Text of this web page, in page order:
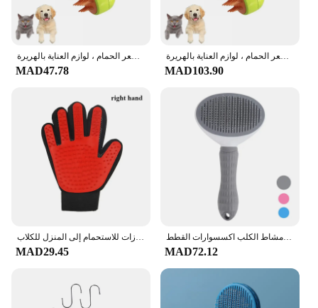
MAD47.78 MAD103.90
MAD29.45
فرشاة تنظيف ذاتي لشعر الحيوانات الأليفة لإزالة مشط القطط فرشاة لإزالة شعر الحيوانات الأليفة مشط للقطط فرشاة تمشيط أمشاط الكلب اكسسوارات القطط
MAD72.12